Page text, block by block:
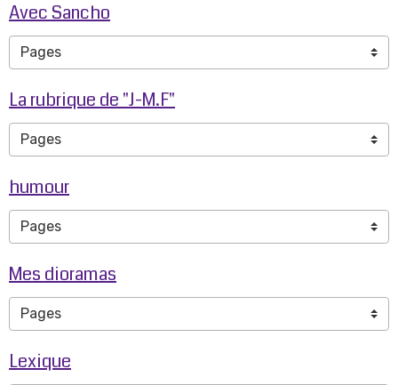
Avec Sancho
La rubrique de "J-M.F"
humour
Mes dioramas
Lexique